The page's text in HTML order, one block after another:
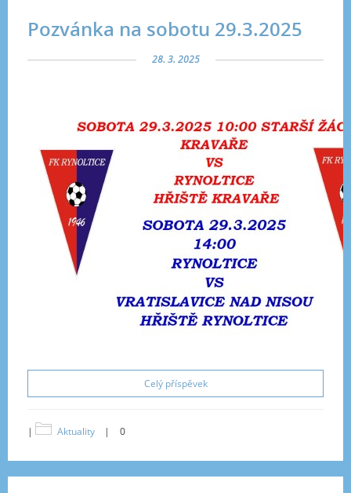
Pozvánka na sobotu 29.3.2025
28. 3. 2025
Celý příspěvek
| Aktuality | 0